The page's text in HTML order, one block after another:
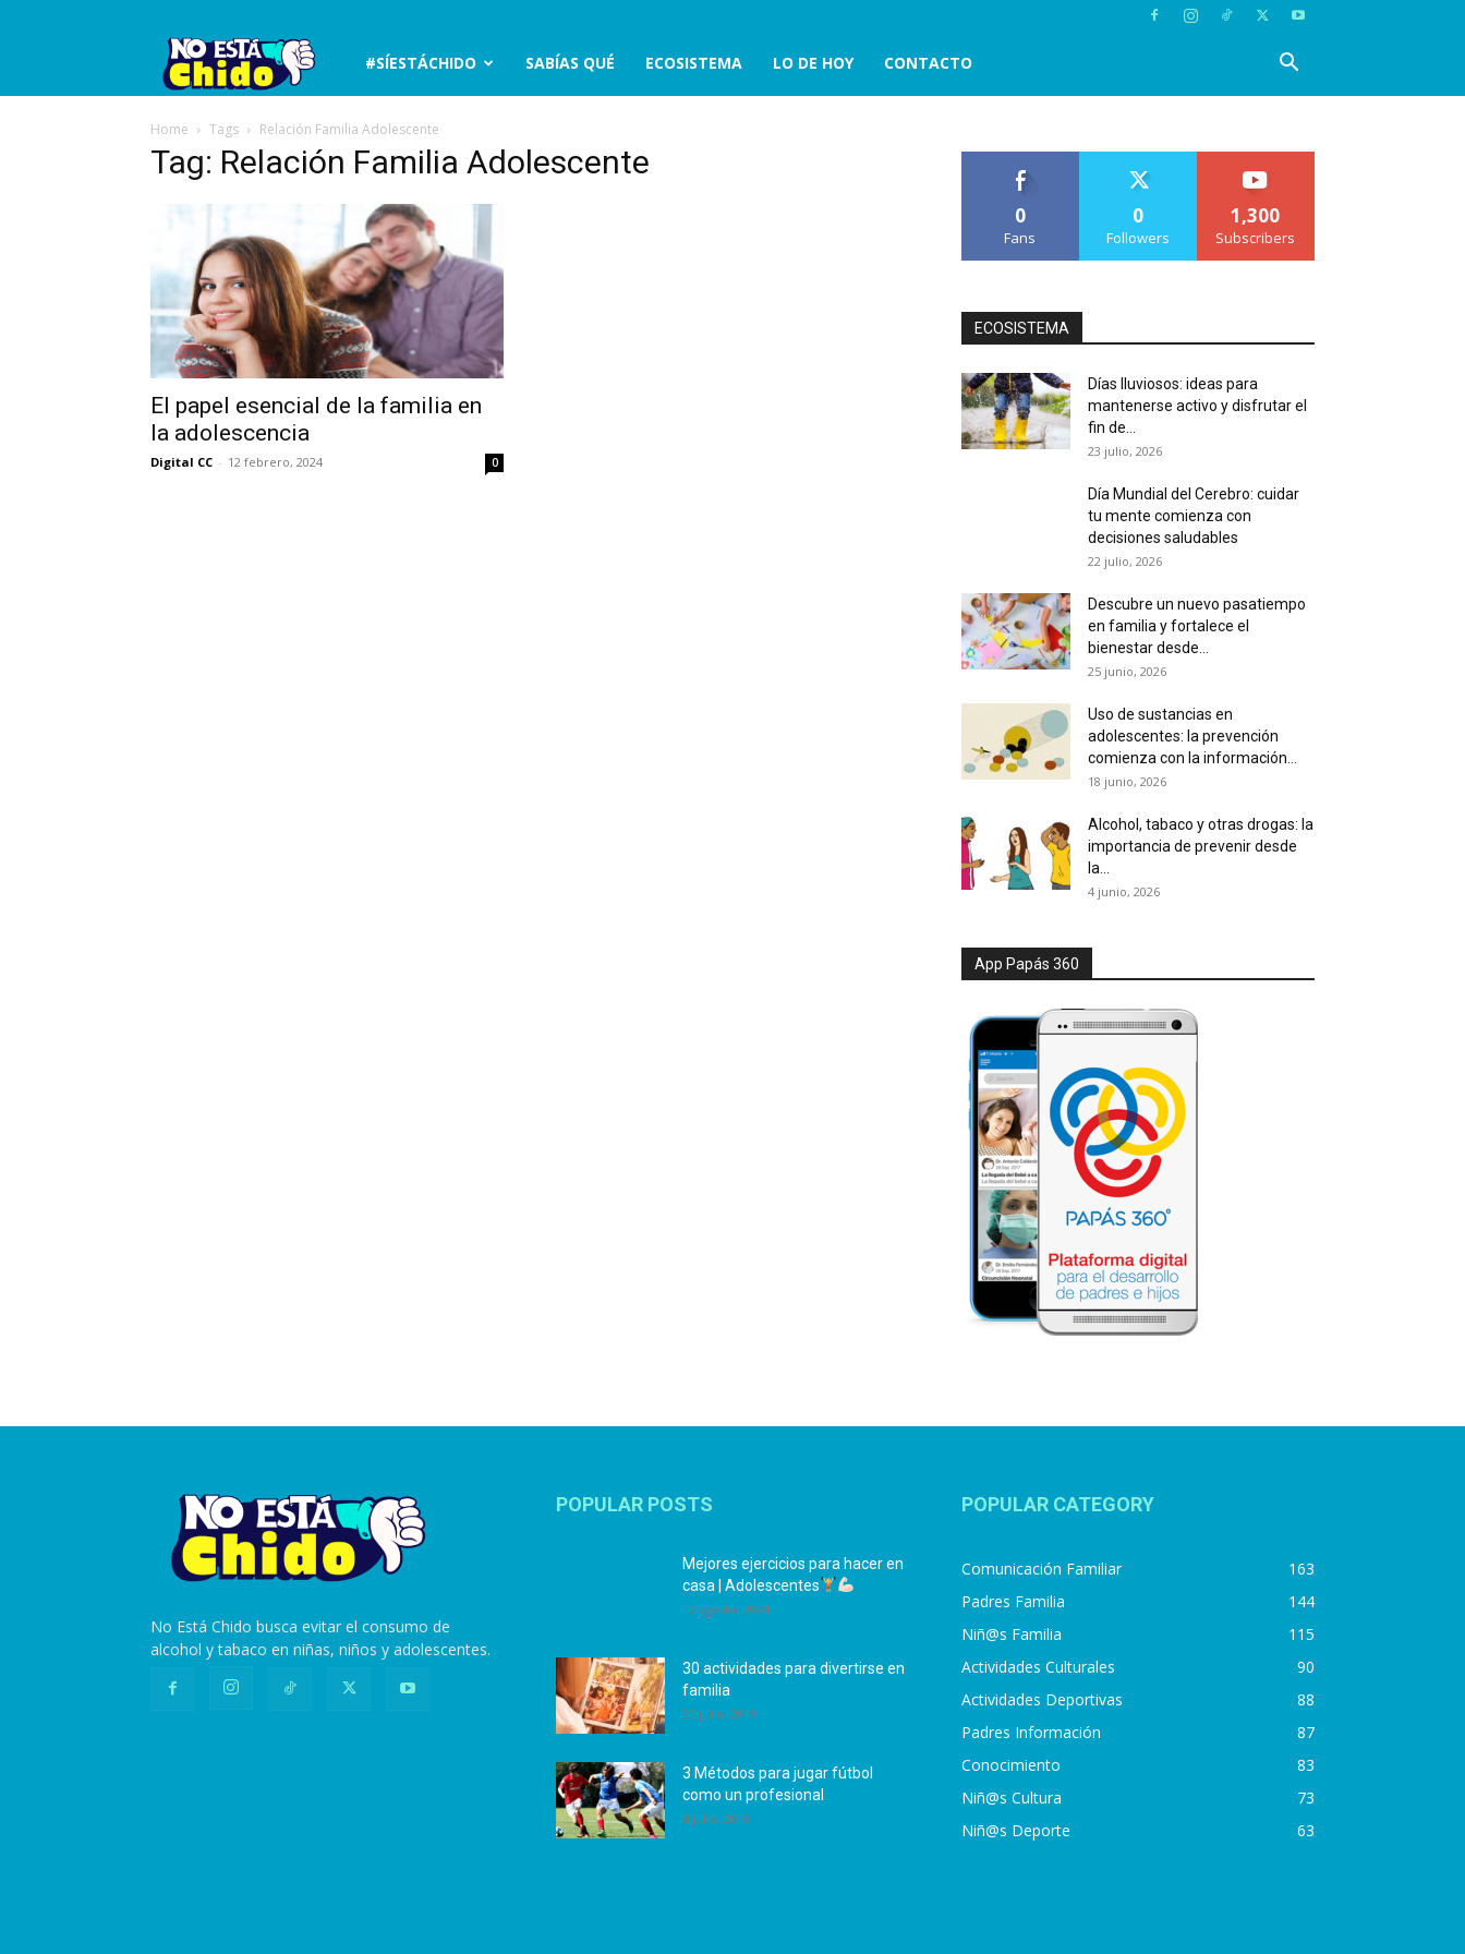
No
está
#SÍESTÁCHIDO SABÍAS QUÉ ECOSISTEMA LO DE HOY CONTACTO
Home Tags Relación Familia Adolescente
Tag: Relación Familia Adolescente
El papel esencial de la familia en
la adolescencia
Digital CC - 12 febrero, 2024 0
0
Fans
0
Followers
1,300
Subscribers
ECOSISTEMA
Días lluviosos: ideas para
mantenerse activo y disfrutar el
fin de...
23 julio, 2026
Día Mundial del Cerebro: cuidar
tu mente comienza con
decisiones saludables
22 julio, 2026
Descubre un nuevo pasatiempo
en familia y fortalece el
bienestar desde...
25 junio, 2026
Uso de sustancias en
adolescentes: la prevención
comienza con la información...
18 junio, 2026
Alcohol, tabaco y otras drogas: la
importancia de prevenir desde
la...
4 junio, 2026
App Papás 360
No Está Chido busca evitar el consumo de
alcohol y tabaco en niñas, niños y adolescentes.
POPULAR POSTS
Mejores ejercicios para hacer en
casa | Adolescentes
12 agosto, 2024
30 actividades para divertirse en
familia
25 julio, 2019
3 Métodos para jugar fútbol
como un profesional
4 julio, 2019
POPULAR CATEGORY
Comunicación Familiar
163
Padres Familia
144
Niñ@s Familia
115
Actividades Culturales
90
Actividades Deportivas
88
Padres Información
87
Conocimiento
83
Niñ@s Cultura
73
Niñ@s Deporte
63